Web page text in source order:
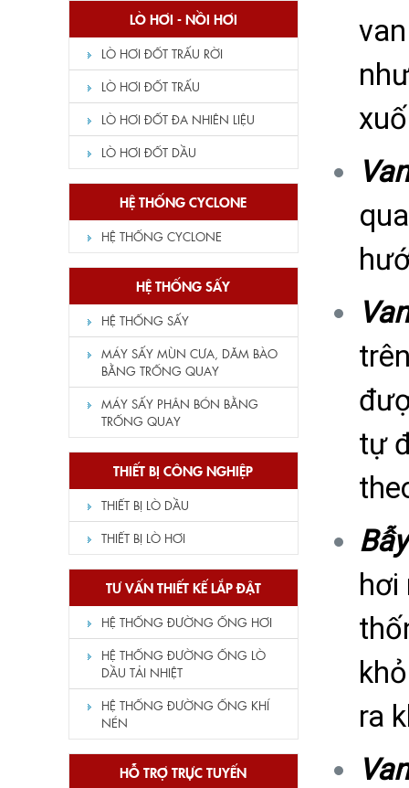
tự
ra
LÒ HƠI - NỒI HƠI
LÒ HƠI ĐỐT TRẤU RỜI
LÒ HƠI ĐỐT TRẤU
LÒ HƠI ĐỐT ĐA NHIÊN LIỆU
LÒ HƠI ĐỐT DẦU
HỆ THỐNG CYCLONE
HỆ THỐNG CYCLONE
HỆ THỐNG SẤY
HỆ THỐNG SẤY
MÁY SẤY MÙN CƯA, DĂM BÀO
BẰNG TRỐNG QUAY
MÁY SẤY PHÂN BÓN BẰNG
TRỐNG QUAY
THIẾT BỊ CÔNG NGHIỆP
THIẾT BỊ LÒ DẦU
THIẾT BỊ LÒ HƠI
TƯ VẤN THIẾT KẾ LẮP ĐẶT
HỆ THỐNG ĐƯỜNG ỐNG HƠI
HỆ THỐNG ĐƯỜNG ỐNG LÒ
DẦU TẢI NHIỆT
HỆ THỐNG ĐƯỜNG ỐNG KHÍ
NÉN
HỖ TRỢ TRỰC TUYẾN